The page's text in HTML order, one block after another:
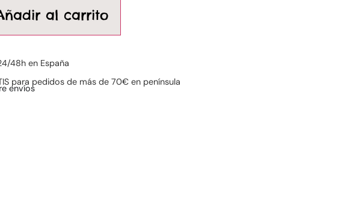
al carrito
48h en España
para pedidos de más de 70€ en península
envíos